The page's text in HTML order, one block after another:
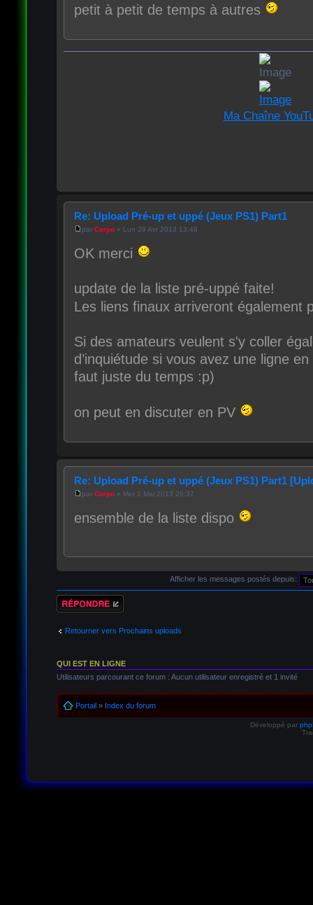
petit à petit de temps à autres
Ma Chaîne
Re: Upload Pré-up et uppé (Jeux PS1) Part1
par Corpo» Lun 29 Avr 2013 13:48
OK merci
update de la liste pré-uppé faite!
Les liens finaux arriveront également
Si des amateurs veulent s'y coller
d’inquiétude si vous avez une ligne
faut juste du temps :p)
on peut en discuter en PV
Re: Upload Pré-up et uppé (Jeux PS1) Part1
par Corpo» Mer 1 Mai 2013 20:37
ensemble de la liste dispo
Afficher les messages postés depuis:
Répondre
Retourner vers Prochains uploads
QUI EST EN LIGNE
Utilisateurs parcourant ce forum : Aucun utilisateur enregistré et 1 invité
Portail» Index du forum
Développé par